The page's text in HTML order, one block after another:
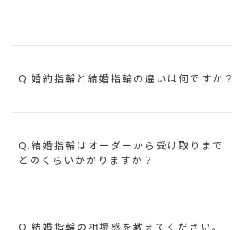
Q.婚約指輪と結婚指輪の違いは何ですか？
Q.結婚指輪はオーダーから受け取りまで
どのくらいかかりますか？
Q.結婚指輪の相場感を教えてください。